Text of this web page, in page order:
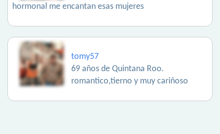
hormonal me encantan esas mujeres
tomy57
69 años de Quintana Roo.
romantico,tierno y muy cariñoso